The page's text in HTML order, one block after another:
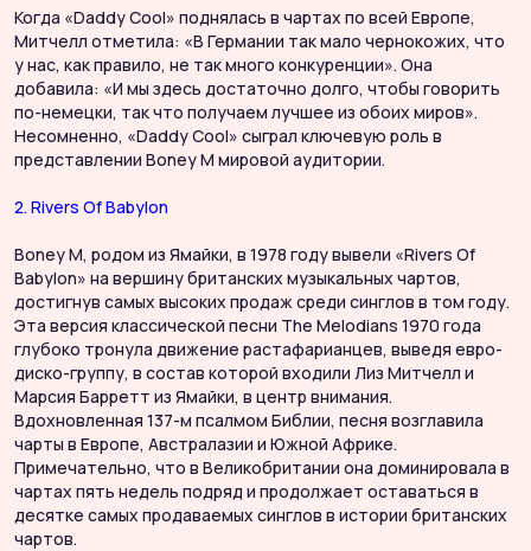
Когда «Daddy Cool» поднялась в чартах по всей Европе,
Митчелл отметила: «В Германии так мало чернокожих, что
у нас, как правило, не так много конкуренции». Она
добавила: «И мы здесь достаточно долго, чтобы говорить
по-немецки, так что получаем лучшее из обоих миров».
Несомненно, «Daddy Cool» сыграл ключевую роль в
представлении Boney M мировой аудитории.
2. Rivers Of Babylon
Boney M, родом из Ямайки, в 1978 году вывели «Rivers Of
Babylon» на вершину британских музыкальных чартов,
достигнув самых высоких продаж среди синглов в том году.
Эта версия классической песни The Melodians 1970 года
глубоко тронула движение растафарианцев, выведя евро-
диско-группу, в состав которой входили Лиз Митчелл и
Марсия Барретт из Ямайки, в центр внимания.
Вдохновленная 137-м псалмом Библии, песня возглавила
чарты в Европе, Австралазии и Южной Африке.
Примечательно, что в Великобритании она доминировала в
чартах пять недель подряд и продолжает оставаться в
десятке самых продаваемых синглов в истории британских
чартов.